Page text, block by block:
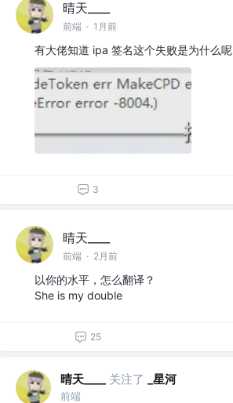
晴天____
前端 · 1月前
有大佬知道 ipa 签名这个失败是为什么呢
3
晴天____
前端 · 2月前
以你的水平，怎么翻译？
She is my double
25
晴天____ 关注了 _星河
前端